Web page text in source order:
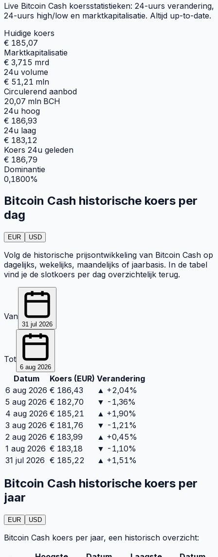
Live Bitcoin Cash koersstatistieken: 24-uurs verandering,
24-uurs high/low en marktkapitalisatie. Altijd up-to-date.
Huidige koers
€ 185,07
Marktkapitalisatie
€ 3,715 mrd
24u volume
€ 51,21 mln
Circulerend aanbod
20,07 mln BCH
24u hoog
€ 186,93
24u laag
€ 183,12
Koers 24u geleden
€ 186,79
Dominantie
0,1800%
Bitcoin Cash historische koers per
dag
EUR USD
Volg de historische prijsontwikkeling van Bitcoin Cash op
dagelijks, wekelijks, maandelijks of jaarbasis. In de tabel
vind je de slotkoers per dag overzichtelijk terug.
Van
31 jul 2026
Tot
6 aug 2026
Datum Koers (EUR) Verandering
6 aug 2026 € 186,43
▲ +2,04%
5 aug 2026 € 182,70
▼ -1,36%
4 aug 2026 € 185,21
▲ +1,90%
3 aug 2026 € 181,76
▼ -1,21%
2 aug 2026 € 183,99
▲ +0,45%
1 aug 2026 € 183,18
▼ -1,10%
31 jul 2026 € 185,22 ▲ +1,51%
Bitcoin Cash historische koers per
jaar
EUR USD
Bitcoin Cash koers per jaar, een historisch overzicht: